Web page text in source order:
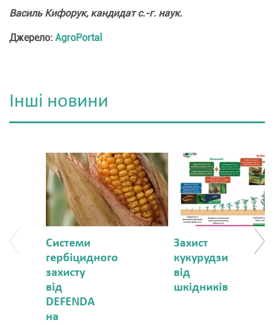
Василь Кифорук, кандидат с.-г. наук.
Джерело: AgroPortal
Інші новини
Системи
гербіцидного
захисту
від
DEFENDA
на
Захист
кукурудзи
від
шкідників